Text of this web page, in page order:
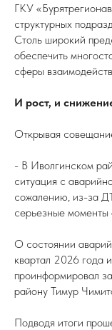
ГКУ
структурных
Столь широкий
обеспечить
сферы
И рост, и
Открывая
- В Иволгинском
ситуация с
сожалению, из-за
серьезные моменты
О состоянии
квартал 2026 года
проинформировал
району Тимур
Подводя итоги